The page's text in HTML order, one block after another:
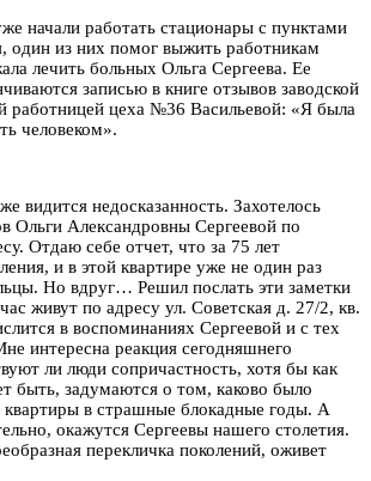
начали работать стационары с пунктами
один из них помог выжить работникам
лечить больных Ольга Сергеева. Ее
записью в книге отзывов заводской
работницей цеха №36 Васильевой: «Я была
человеком».
видится недосказанность. Захотелось
Ольги Александровны Сергеевой по
Отдаю себе отчет, что за 75 лет
и в этой квартире уже не один раз
Но вдруг… Решил послать эти заметки
живут по адресу ул. Советская д. 27/2, кв.
в воспоминаниях Сергеевой и с тех
интересна реакция сегодняшнего
ли люди сопричастность, хотя бы как
быть, задумаются о том, каково было
квартиры в страшные блокадные годы. А
окажутся Сергеевы нашего столетия.
перекличка поколений, оживет